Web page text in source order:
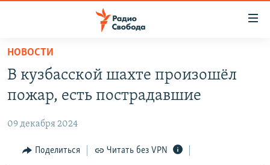
упрощенного
доступа
основному
Вернутся
ПРОГРАММЫ
ПОДКАСТЫ
АВТОРСКИЕ ПРОЕКТЫ
ЦИТАТЫ СВОБОДЫ
МНЕНИЯ
НОВОСТИ
В кузбасской шахте произошёл
пожар, есть пострадавшие
09 декабря 2024
Поделиться Читать без VPN